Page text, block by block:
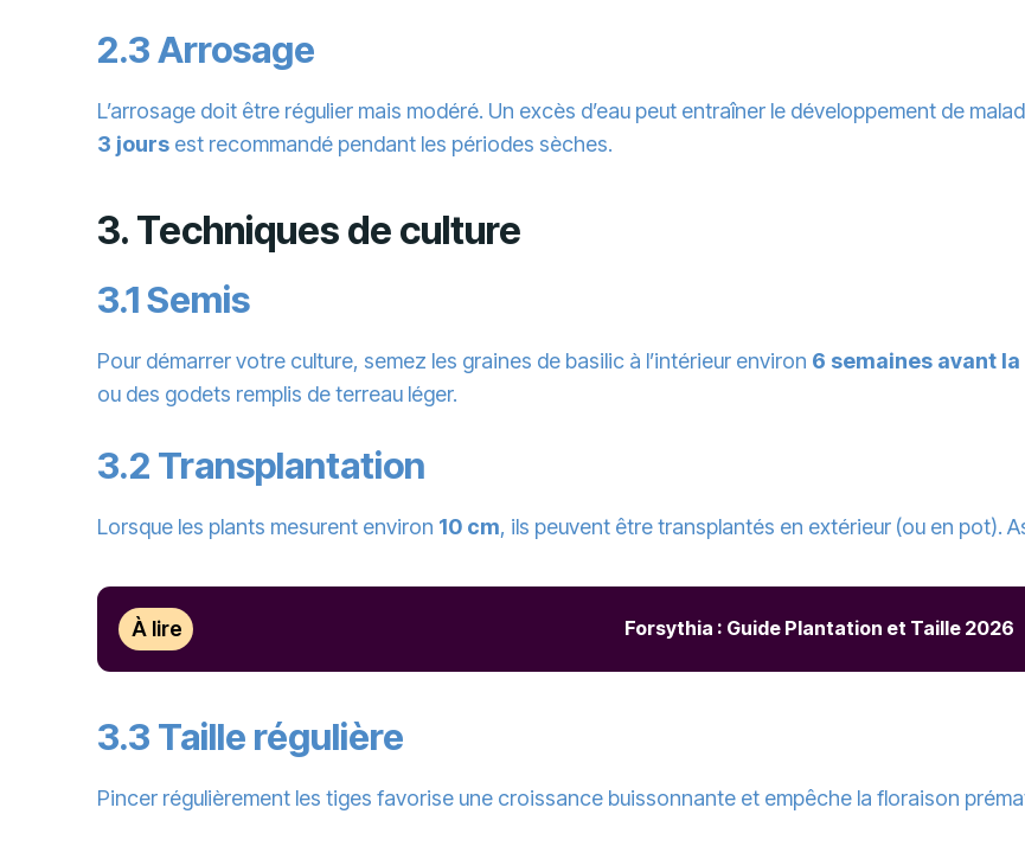
2.3 Arrosage
L’arrosage doit être régulier mais modéré. Un excès d’eau peut entraîner le développement de
3 jours est recommandé pendant les périodes sèches.
3. Techniques de culture
3.1 Semis
Pour démarrer votre culture, semez les graines de basilic à l’intérieur environ 6 semaines avant
ou des godets remplis de terreau léger.
3.2 Transplantation
Lorsque les plants mesurent environ 10 cm, ils peuvent être transplantés en extérieur (ou en pot).
À lire Forsythia : Guide Plantation et Taille 2026
3.3 Taille régulière
Pincer régulièrement les tiges favorise une croissance buissonnante et empêche la floraison